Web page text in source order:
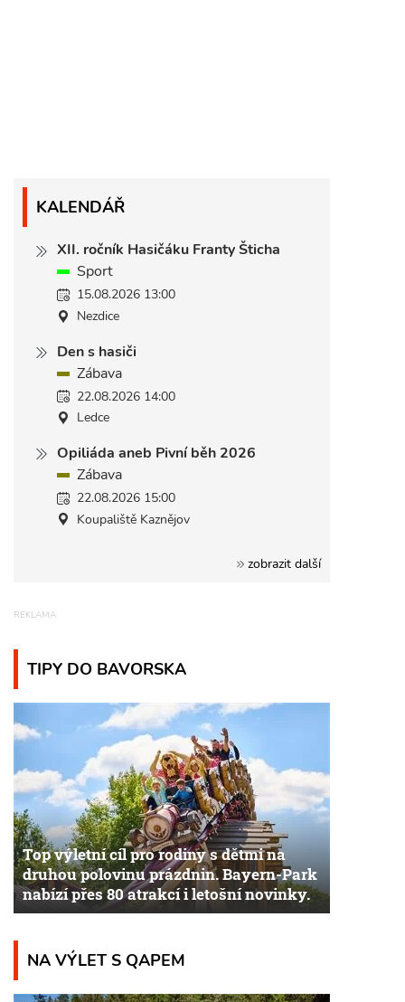
KALENDÁŘ
XII. ročník Hasičáku Franty Šticha
Sport
15.08.2026 13:00
Nezdice
Den s hasiči
Zábava
22.08.2026 14:00
Ledce
Opiliáda aneb Pivní běh 2026
Zábava
22.08.2026 15:00
Koupaliště Kaznějov
zobrazit další
TIPY DO BAVORSKA
Top výletní cíl pro rodiny s dětmi na
druhou polovinu prázdnin. Bayern-Park
nabízí přes 80 atrakcí i letošní novinky.
NA VÝLET S QAPEM